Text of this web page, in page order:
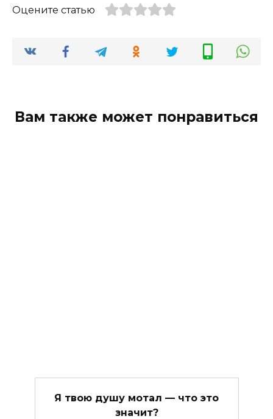
Оцените статью
Вам также может понравиться
Я твою душу мотал — что это
значит?